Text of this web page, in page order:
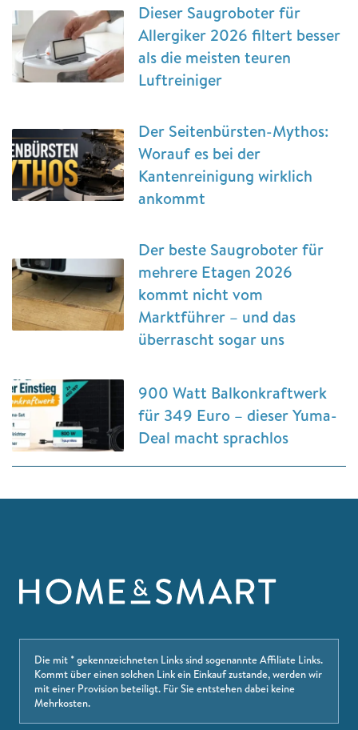
Dieser Saugroboter für
Allergiker 2026 filtert besser
als die meisten teuren
Luftreiniger
Der Seitenbürsten-Mythos:
Worauf es bei der
Kantenreinigung wirklich
ankommt
Der beste Saugroboter für
mehrere Etagen 2026
kommt nicht vom
Marktführer – und das
überrascht sogar uns
900 Watt Balkonkraftwerk
für 349 Euro – dieser Yuma-
Deal macht sprachlos
Die mit * gekennzeichneten Links sind sogenannte Affiliate Links.
Kommt über einen solchen Link ein Einkauf zustande, werden wir
mit einer Provision beteiligt. Für Sie entstehen dabei keine
Mehrkosten.